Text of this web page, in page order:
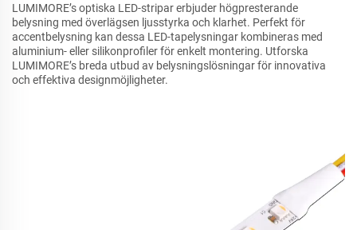
LUMIMORE’s optiska LED-stripar erbjuder högpresterande
belysning med överlägsen ljusstyrka och klarhet. Perfekt för
accentbelysning kan dessa LED-tapelysningar kombineras med
aluminium- eller silikonprofiler för enkelt montering. Utforska
LUMIMORE’s breda utbud av belysningslösningar för innovativa
och effektiva designmöjligheter.